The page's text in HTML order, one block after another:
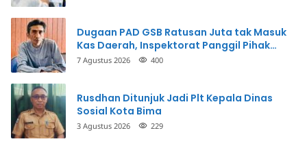
Dugaan PAD GSB Ratusan Juta tak Masuk
Kas Daerah, Inspektorat Panggil Pihak
Terkait
7 Agustus 2026 400
Rusdhan Ditunjuk Jadi Plt Kepala Dinas
Sosial Kota Bima
3 Agustus 2026 229